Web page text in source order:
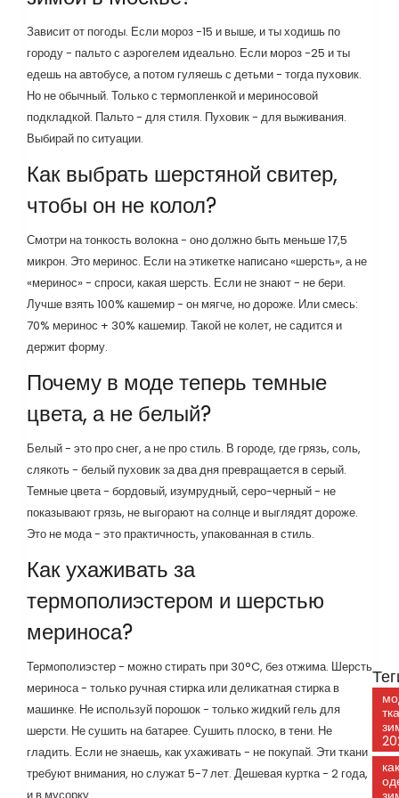
Зависит от погоды. Если мороз -15 и выше, и ты ходишь по
городу - пальто с аэрогелем идеально. Если мороз -25 и ты
едешь на автобусе, а потом гуляешь с детьми - тогда пуховик.
Но не обычный. Только с термопленкой и мериносовой
подкладкой. Пальто - для стиля. Пуховик - для выживания.
Выбирай по ситуации.
Как выбрать шерстяной свитер,
чтобы он не колол?
Смотри на тонкость волокна - оно должно быть меньше 17,5
микрон. Это меринос. Если на этикетке написано «шерсть», а не
«меринос» - спроси, какая шерсть. Если не знают - не бери.
Лучше взять 100% кашемир - он мягче, но дороже. Или смесь:
70% меринос + 30% кашемир. Такой не колет, не садится и
держит форму.
Почему в моде теперь темные
цвета, а не белый?
Белый - это про снег, а не про стиль. В городе, где грязь, соль,
слякоть - белый пуховик за два дня превращается в серый.
Темные цвета - бордовый, изумрудный, серо-черный - не
показывают грязь, не выгорают на солнце и выглядят дороже.
Это не мода - это практичность, упакованная в стиль.
Как ухаживать за
термополиэстером и шерстью
мериноса?
Термополиэстер - можно стирать при 30°C, без отжима. Шерсть
мериноса - только ручная стирка или деликатная стирка в
машинке. Не используй порошок - только жидкий гель для
шерсти. Не сушить на батарее. Сушить плоско, в тени. Не
гладить. Если не знаешь, как ухаживать - не покупай. Эти ткани
требуют внимания, но служат 5-7 лет. Дешевая куртка - 2 года,
как